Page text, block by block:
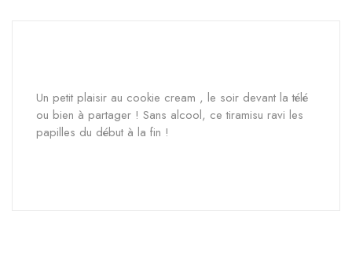
Un petit plaisir au cookie cream , le soir devant la télé
ou bien à partager ! Sans alcool, ce tiramisu ravi les
papilles du début à la fin !